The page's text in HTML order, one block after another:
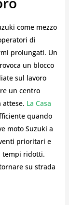
come mezzo
di
prolungati. Un
un blocco
sul lavoro
un centro
attese. La Casa
quando
moto Suzuki a
prioritari e
tempi ridotti.
su strada